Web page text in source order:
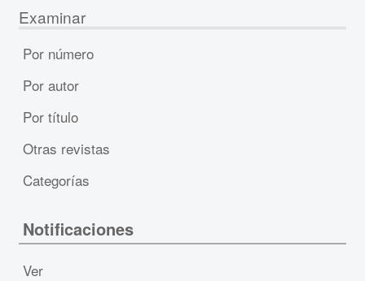
Examinar
Por número
Por autor
Por título
Otras revistas
Categorías
Notificaciones
Ver